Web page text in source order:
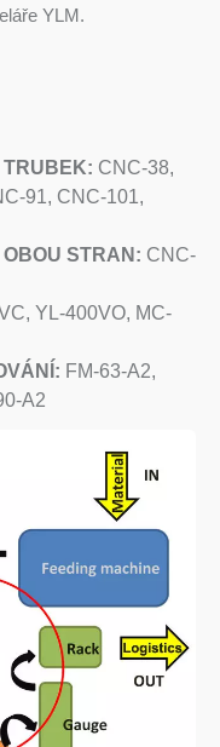
YLM.
CNC-38,
91, CNC-101,
STRAN: CNC-
YL-400VO, MC-
FM-63-A2,
A2